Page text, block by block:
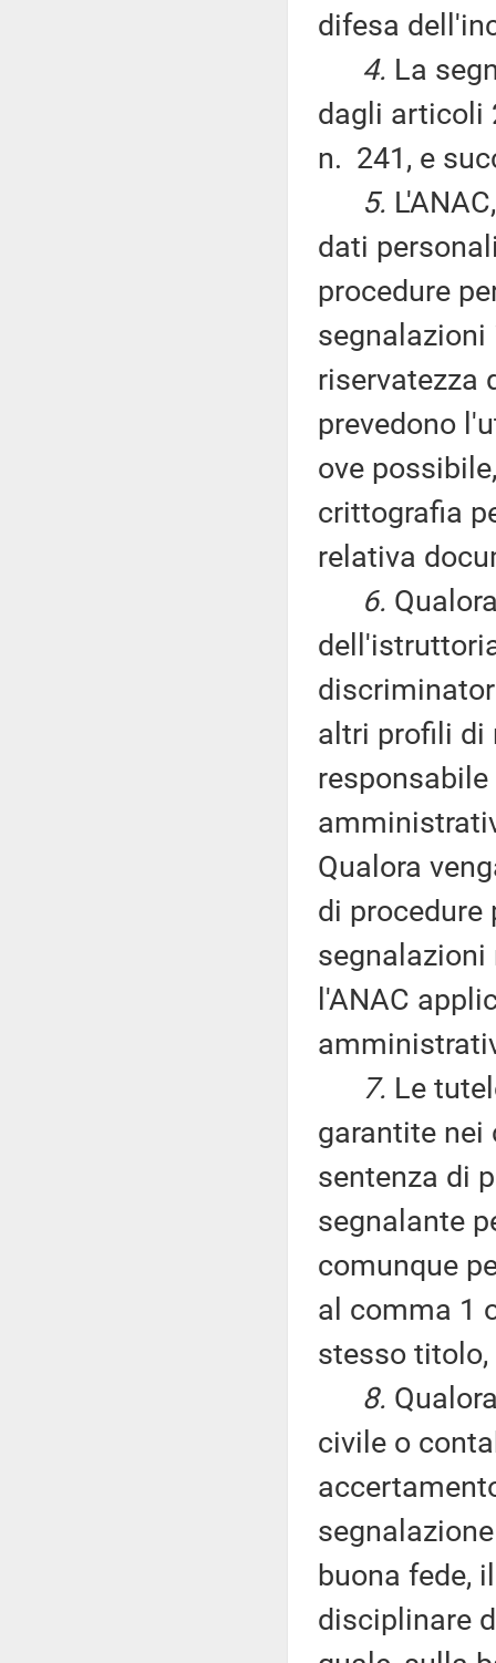
difesa
4. La
dagli articoli
n. 241, e
5.
dati
procedure
segnalazioni
riservatezza
prevedono
ove
crittografia
relativa
6.
altri profili di
Qualora
di procedure
l'ANAC
7. Le
garantite nei
sentenza di
segnalante
comunque
al comma 1
stesso titolo,
8.
civile o
buona fede,
disciplinare